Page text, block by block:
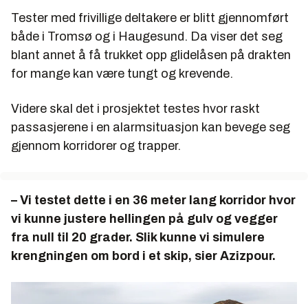
Tester med frivillige deltakere er blitt gjennomført
både i Tromsø og i Haugesund. Da viser det seg
blant annet å få trukket opp glidelåsen på drakten
for mange kan være tungt og krevende.
Videre skal det i prosjektet testes hvor raskt
passasjerene i en alarmsituasjon kan bevege seg
gjennom korridorer og trapper.
– Vi testet dette i en 36 meter lang korridor hvor
vi kunne justere hellingen på gulv og vegger
fra null til 20 grader. Slik kunne vi simulere
krengningen om bord i et skip, sier Azizpour.